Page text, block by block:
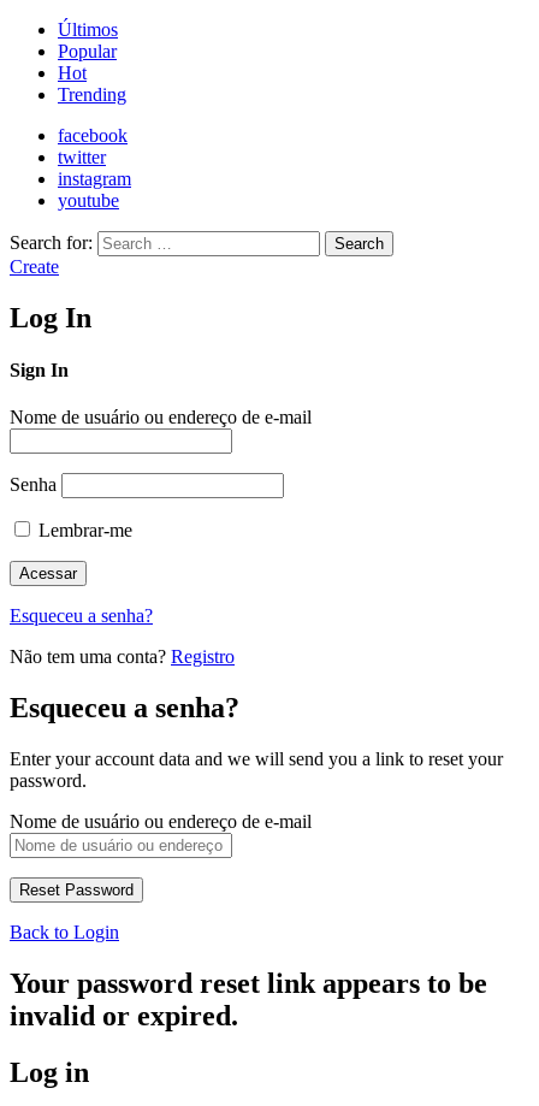
Últimos
Popular
Hot
Trending
facebook
twitter
instagram
youtube
Search for: Search
Create
Log In
Sign In
Nome de usuário ou endereço de e-mail
Senha
Lembrar-me
Esqueceu a senha?
Não tem uma conta? Registro
Esqueceu a senha?
Enter your account data and we will send you a link to reset your
password.
Nome de usuário ou endereço de e-mail
Back to Login
Your password reset link appears to be
invalid or expired.
Log in